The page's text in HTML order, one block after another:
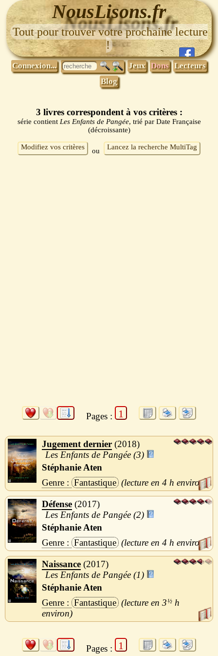
NousLisons.fr
Tout pour trouver votre prochaine lecture
!
Connexion... Jeux Dons Lecteurs
Blog
3 livres correspondent à vos critères :
série contient Les Enfants de Pangée, trié par Date Française
(décroissante)
Modifiez vos critères ou Lancez la recherche MultiTag
Pages : 1
Jugement dernier 2018
Les Enfants de Pangée (3)
Stéphanie Aten
Fantastique
4 h
Défense 2017
Les Enfants de Pangée (2)
Stéphanie Aten
Fantastique
4 h
Naissance 2017
Les Enfants de Pangée (1)
Stéphanie Aten
Fantastique
3½ h
Pages : 1